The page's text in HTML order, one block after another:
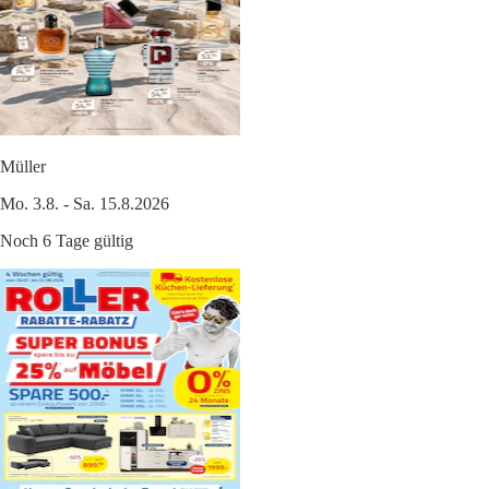
Müller
Mo. 3.8. - Sa. 15.8.2026
Noch 6 Tage gültig